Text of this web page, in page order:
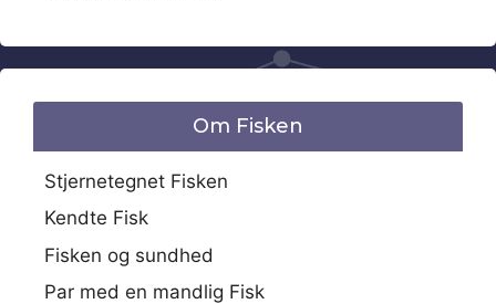
Om Fisken
Stjernetegnet Fisken
Kendte Fisk
Fisken og sundhed
Par med en mandlig Fisk